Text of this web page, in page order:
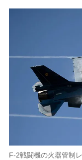
F-2戦闘機の火器管制